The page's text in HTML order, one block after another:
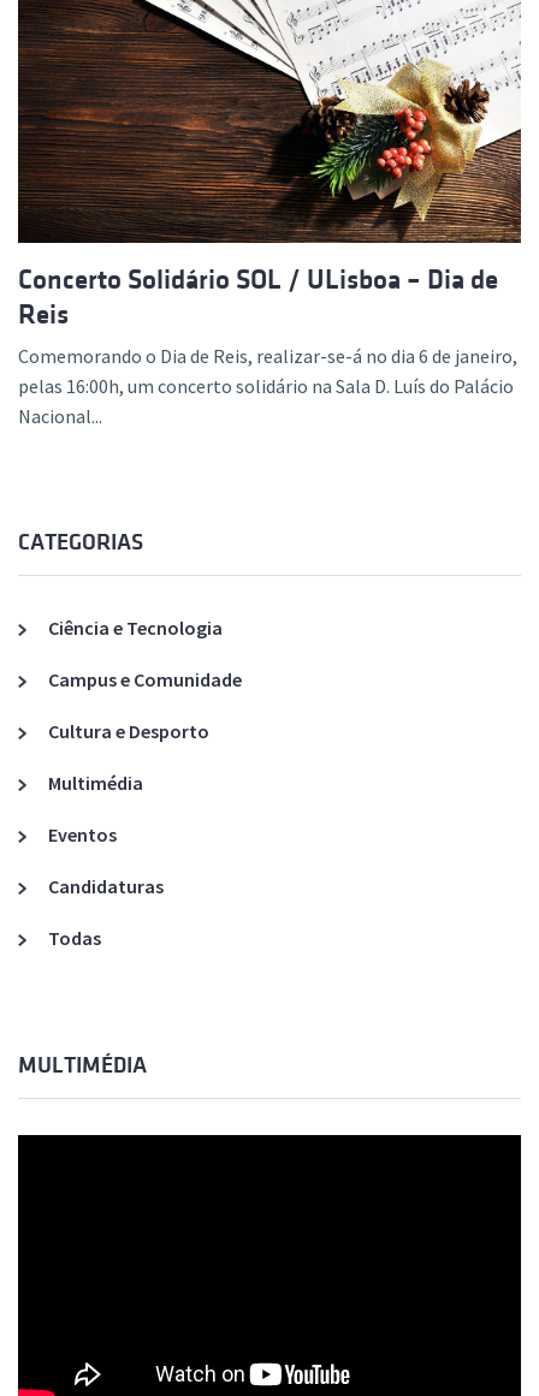
Concerto Solidário SOL / ULisboa – Dia de
Reis
Comemorando o Dia de Reis, realizar-se-á no dia 6 de janeiro,
pelas 16:00h, um concerto solidário na Sala D. Luís do Palácio
Nacional...
CATEGORIAS
Ciência e Tecnologia
Campus e Comunidade
Cultura e Desporto
Multimédia
Eventos
Candidaturas
Todas
MULTIMÉDIA